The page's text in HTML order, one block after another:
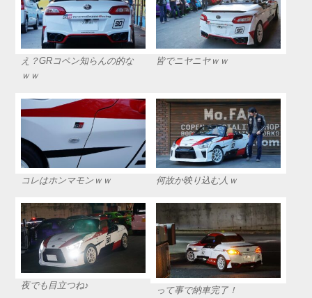
え？GRコペン知らんの的な
ｗｗ
皆でニヤニヤｗｗ
コレはホンマモンｗｗ 何故か映り込む人ｗ
夜でも目立つね♪
って事で納車完了！